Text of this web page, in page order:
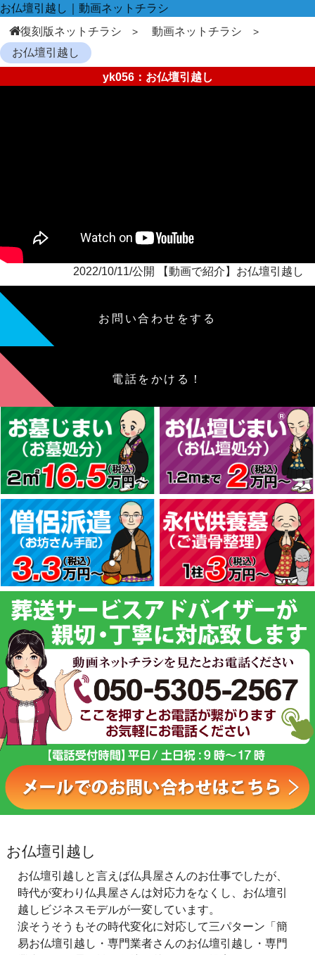
お仏壇引越し｜動画ネットチラシ
復刻版ネットチラシ
動画ネットチラシ
お仏壇引越し
yk056：お仏壇引越し
2022/10/11/公開 【動画で紹介】お仏壇引越し
お問い合わせをする
電話をかける！
お仏壇引越し
お仏壇引越しと言えば仏具屋さんのお仕事でしたが、
時代が変わり仏具屋さんは対応力をなくし、お仏壇引
越しビジネスモデルが一変しています。
涙そうそうもその時代変化に対応して三パターン「簡
易お仏壇引越し・専門業者さんのお仏壇引越し・専門